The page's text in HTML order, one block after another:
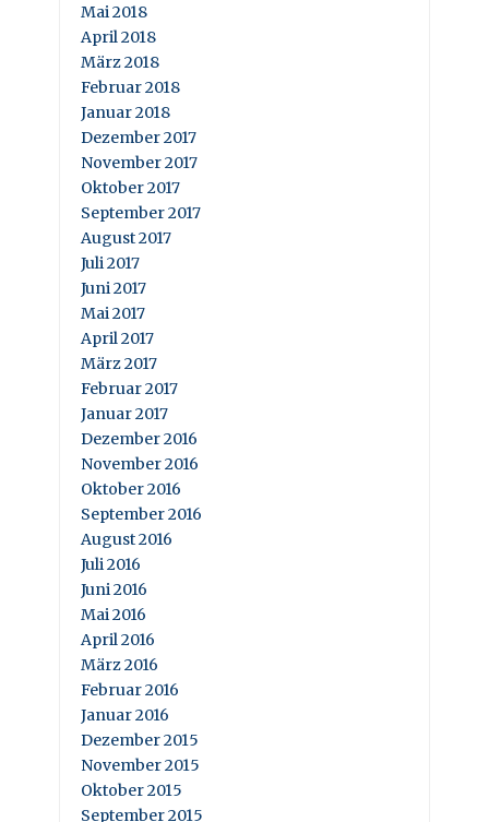
Mai 2018
April 2018
März 2018
Februar 2018
Januar 2018
Dezember 2017
November 2017
Oktober 2017
September 2017
August 2017
Juli 2017
Juni 2017
Mai 2017
April 2017
März 2017
Februar 2017
Januar 2017
Dezember 2016
November 2016
Oktober 2016
September 2016
August 2016
Juli 2016
Juni 2016
Mai 2016
April 2016
März 2016
Februar 2016
Januar 2016
Dezember 2015
November 2015
Oktober 2015
September 2015